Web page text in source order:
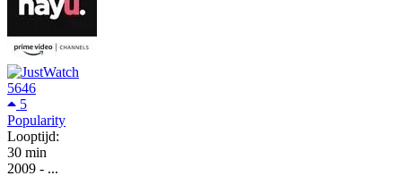
5646
5
Popularity
Looptijd:
30 min
2009 - ...